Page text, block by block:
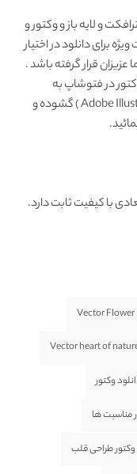
و لایه باز و وکتور و
برای دانلود در اختیار
قرار گرفته باشد .
در فتوشاپ به
مشکل برخوردید , آن را در ایلواستریتور (Adobe Illustrator ) گشوده و
با کیفیت ثابت دارد.
Vector Flower
Vector heart of
وکتور
مناسبت ها
وکتور طراحی قلب